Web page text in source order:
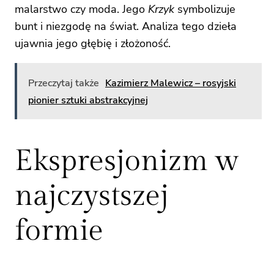
malarstwo czy moda. Jego Krzyk symbolizuje
bunt i niezgodę na świat. Analiza tego dzieła
ujawnia jego głębię i złożoność.
Przeczytaj także Kazimierz Malewicz – rosyjski
pionier sztuki abstrakcyjnej
Ekspresjonizm w
najczystszej
formie